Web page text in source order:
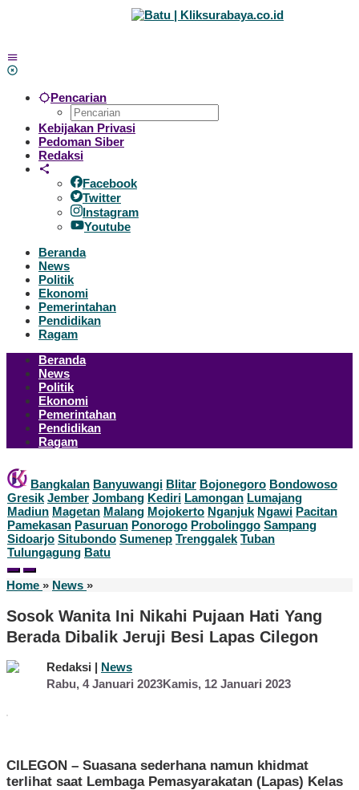
Pencarian
Kebijakan Privasi
Pedoman Siber
Redaksi
Facebook
Twitter
Instagram
Youtube
Beranda
News
Politik
Ekonomi
Pemerintahan
Pendidikan
Ragam
Beranda
News
Politik
Ekonomi
Pemerintahan
Pendidikan
Ragam
Bangkalan Banyuwangi Blitar Bojonegoro Bondowoso
Gresik Jember Jombang Kediri Lamongan Lumajang
Madiun Magetan Malang Mojokerto Nganjuk Ngawi Pacitan
Pamekasan Pasuruan Ponorogo Probolinggo Sampang
Sidoarjo Situbondo Sumenep Trenggalek Tuban
Tulungagung Batu
Home » News »Sosok
Ini
Nikahi
Pujaan
Yang
Berada
Sosok Wanita Ini Nikahi Pujaan Hati Yang
Berada Dibalik Jeruji Besi Lapas Cilegon
Redaksi | News
Rabu, 4 Januari 2023Kamis, 12 Januari 2023oleh
Redaksi
CILEGON – Suasana sederhana namun khidmat
terlihat saat Lembaga Pemasyarakatan (Lapas) Kelas